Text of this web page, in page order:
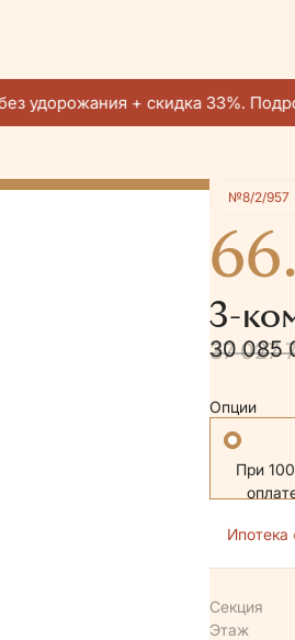
удорожания + скидка 33%.
№8/2/957
3-
37 027
30 085
Опции
Ипотека
Секция
Этаж